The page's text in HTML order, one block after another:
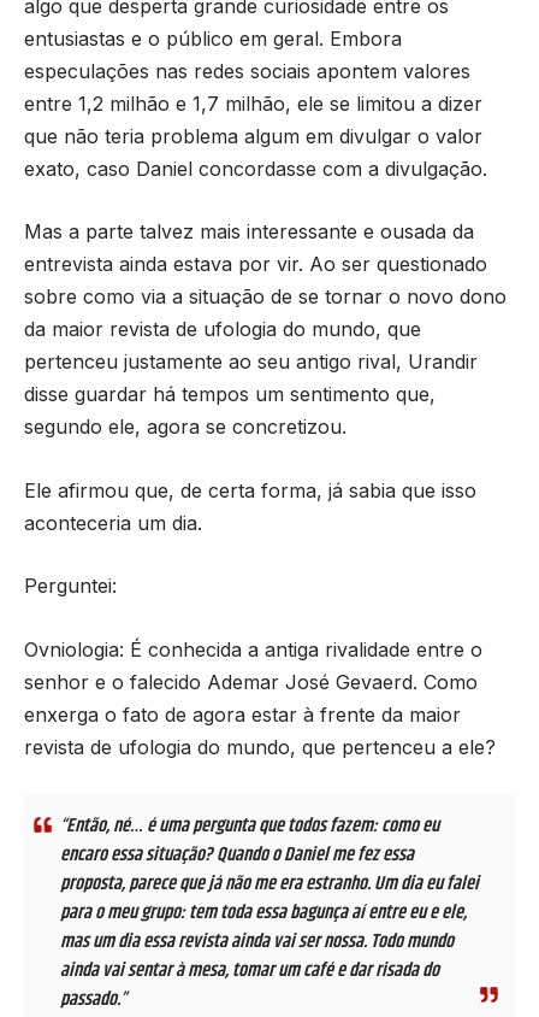
algo que desperta grande curiosidade entre os
entusiastas e o público em geral. Embora
especulações nas redes sociais apontem valores
entre 1,2 milhão e 1,7 milhão, ele se limitou a dizer
que não teria problema algum em divulgar o valor
exato, caso Daniel concordasse com a divulgação.
Mas a parte talvez mais interessante e ousada da
entrevista ainda estava por vir. Ao ser questionado
sobre como via a situação de se tornar o novo dono
da maior revista de ufologia do mundo, que
pertenceu justamente ao seu antigo rival, Urandir
disse guardar há tempos um sentimento que,
segundo ele, agora se concretizou.
Ele afirmou que, de certa forma, já sabia que isso
aconteceria um dia.
Perguntei:
Ovniologia: É conhecida a antiga rivalidade entre o
senhor e o falecido Ademar José Gevaerd. Como
enxerga o fato de agora estar à frente da maior
revista de ufologia do mundo, que pertenceu a ele?
“Então, né… é uma pergunta que todos fazem: como eu
encaro essa situação? Quando o Daniel me fez essa
proposta, parece que já não me era estranho. Um dia eu falei
para o meu grupo: tem toda essa bagunça aí entre eu e ele,
mas um dia essa revista ainda vai ser nossa. Todo mundo
ainda vai sentar à mesa, tomar um café e dar risada do
passado.”